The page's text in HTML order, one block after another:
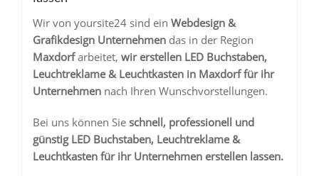
Wir von yoursite24 sind ein Webdesign &
Grafikdesign Unternehmen das in der Region
Maxdorfarbeitet, wir erstellen LED Buchstaben,
Leuchtreklame & Leuchtkasten in Maxdorf für ihr
Unternehmen nach Ihren Wunschvorstellungen.
Bei uns können Sie schnell, professionell und
günstig LED Buchstaben, Leuchtreklame &
Leuchtkasten für ihr Unternehmen erstellen lassen.